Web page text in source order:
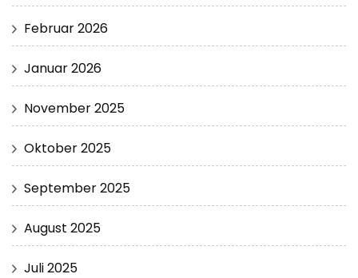
Februar 2026
Januar 2026
November 2025
Oktober 2025
September 2025
August 2025
Juli 2025